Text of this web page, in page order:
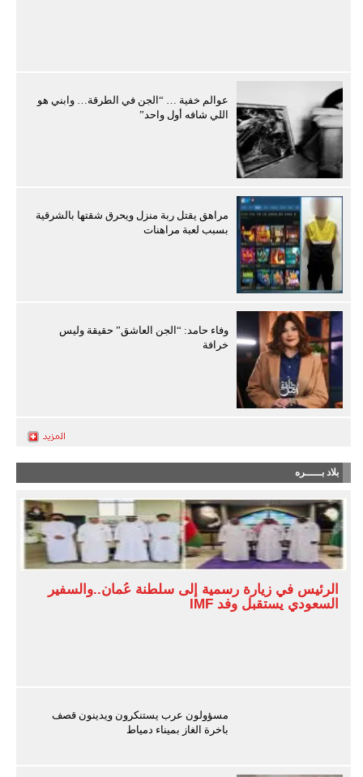
عوالم خفية … “الجن في الطرقة… وابني هو
اللي شافه أول واحد”
مراهق يقتل ربة منزل ويحرق شقتها بالشرقية
بسبب لعبة مراهنات
وفاء حامد: “الجن العاشق” حقيقة وليس
خرافة
بلاد بـــــره
الرئيس في زيارة رسمية إلى سلطنة عُمان..والسفير
السعودي يستقبل وفد IMF
مسؤولون عرب يستنكرون ويدينون قصف
باخرة الغاز بميناء دمياط